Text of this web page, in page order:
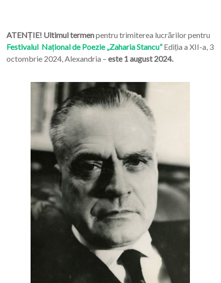
ATENȚIE! Ultimul termenpentru trimiterea lucrărilor pentru
Festivalul Național de Poezie „Zaharia Stancu”Ediția a XII-a, 3
octombrie 2024, Alexandria – este 1 august 2024.